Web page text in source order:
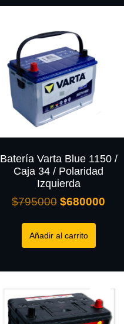
Batería Varta Blue 1150 /
Caja 34 / Polaridad
Izquierda
$795000 $680000
Añadir al carrito